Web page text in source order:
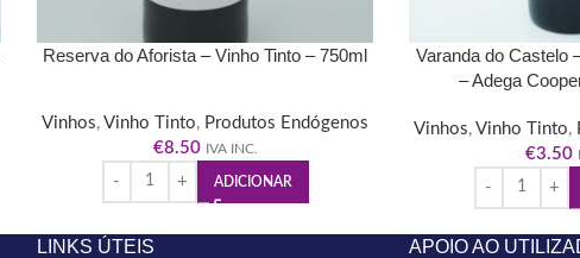
Reserva do Aforista – Vinho Tinto – 750ml
Vinhos, Vinho Tinto, Produtos Endógenos
€8.50 IVA INC.
ADICIONAR
Varanda do Castelo
– Adega
Vinhos, Vinho Tinto,
€3.50
LINKS ÚTEIS APOIO AO